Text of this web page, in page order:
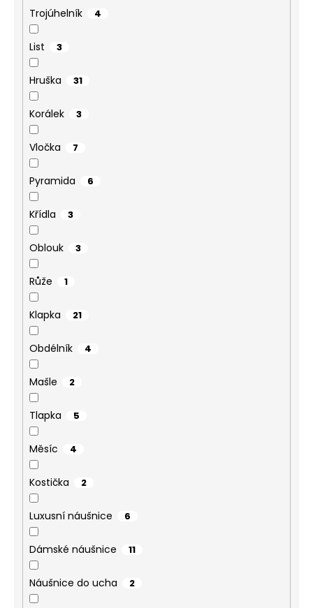
Trojúhelník 4
List 3
Hruška 31
Korálek 3
Vločka 7
Pyramida 6
Křídla 3
Oblouk 3
Růže 1
Klapka 21
Obdélník 4
Mašle 2
Tlapka 5
Měsíc 4
Kostička 2
Luxusní náušnice 6
Dámské náušnice 11
Náušnice do ucha 2